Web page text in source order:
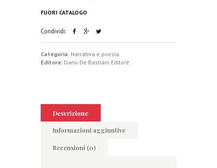
FUORI CATALOGO
Condividi:
Categoria: Narrativa e poesia
Editore: Dario De Bastiani Editore
Descrizione
Informazioni aggiuntive
Recensioni (0)